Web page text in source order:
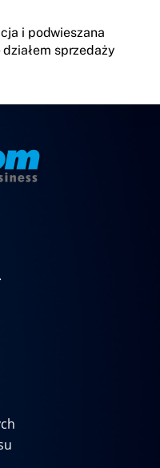
i podwieszana
działem sprzedaży